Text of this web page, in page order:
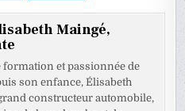
Maingé,
formation et passionnée de
son enfance, Élisabeth
constructeur automobile,